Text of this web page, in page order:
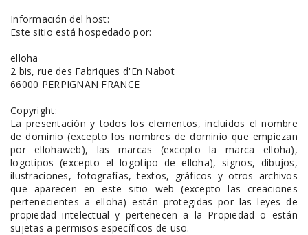
Información del host:
Este sitio está hospedado por:
elloha
2 bis, rue des Fabriques d'En Nabot
66000 PERPIGNAN FRANCE
Copyright:
La presentación y todos los elementos, incluidos el nombre
de dominio (excepto los nombres de dominio que empiezan
por ellohaweb), las marcas (excepto la marca elloha),
logotipos (excepto el logotipo de elloha), signos, dibujos,
ilustraciones, fotografías, textos, gráficos y otros archivos
que aparecen en este sitio web (excepto las creaciones
pertenecientes a elloha) están protegidas por las leyes de
propiedad intelectual y pertenecen a la Propiedad o están
sujetas a permisos específicos de uso.